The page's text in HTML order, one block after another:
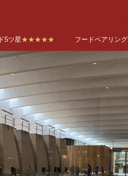
5ツ星★★★★★ フードペアリング